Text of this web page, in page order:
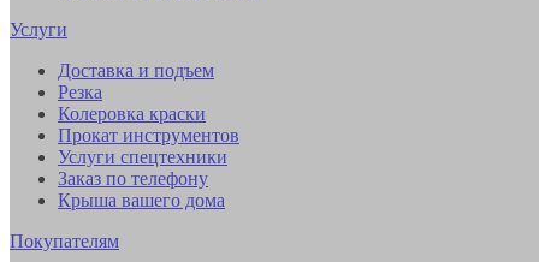
Услуги
Доставка и подъем
Резка
Колеровка краски
Прокат инструментов
Услуги спецтехники
Заказ по телефону
Крыша вашего дома
Покупателям